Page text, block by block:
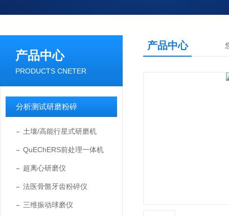
产品中心
PRODUCTS CNETER
分析测试研磨粉碎
土壤/高能行星式研磨机
QuEChERS前处理一体机
超离心研磨仪
法医骨骼牙齿粉碎仪
三维振动球磨仪
产品中心